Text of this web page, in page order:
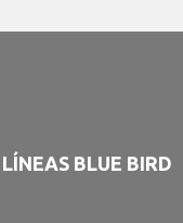
LÍNEAS BLUE BIRD